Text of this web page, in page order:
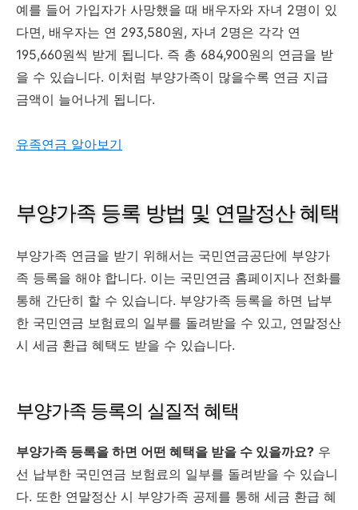
예를 들어 가입자가 사망했을 때 배우자와 자녀 2명이 있
다면, 배우자는 연 293,580원, 자녀 2명은 각각 연
195,660원씩 받게 됩니다. 즉 총 684,900원의 연금을 받
을 수 있습니다. 이처럼 부양가족이 많을수록 연금 지급
금액이 늘어나게 됩니다.
유족연금 알아보기
부양가족 등록 방법 및 연말정산 혜택
부양가족 연금을 받기 위해서는 국민연금공단에 부양가
족 등록을 해야 합니다. 이는 국민연금 홈페이지나 전화를
통해 간단히 할 수 있습니다. 부양가족 등록을 하면 납부
한 국민연금 보험료의 일부를 돌려받을 수 있고, 연말정산
시 세금 환급 혜택도 받을 수 있습니다.
부양가족 등록의 실질적 혜택
부양가족 등록을 하면 어떤 혜택을 받을 수 있을까요? 우
선 납부한 국민연금 보험료의 일부를 돌려받을 수 있습니
다. 또한 연말정산 시 부양가족 공제를 통해 세금 환급 혜